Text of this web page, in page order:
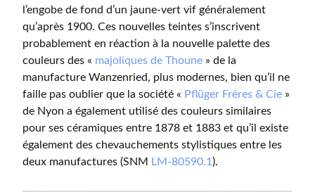
l’engobe de fond d’un jaune-vert vif généralement
qu’après 1900. Ces nouvelles teintes s’inscrivent
probablement en réaction à la nouvelle palette des
couleurs des « majoliques de Thoune » de la
manufacture Wanzenried, plus modernes, bien qu’il ne
faille pas oublier que la société « Pflüger Frères & Cie »
de Nyon a également utilisé des couleurs similaires
pour ses céramiques entre 1878 et 1883 et qu’il existe
également des chevauchements stylistiques entre les
deux manufactures (SNM
LM-80590.1 ).